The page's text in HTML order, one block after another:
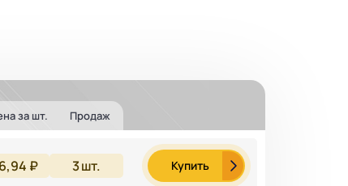
за шт. Продаж
₽ 3шт. Купить